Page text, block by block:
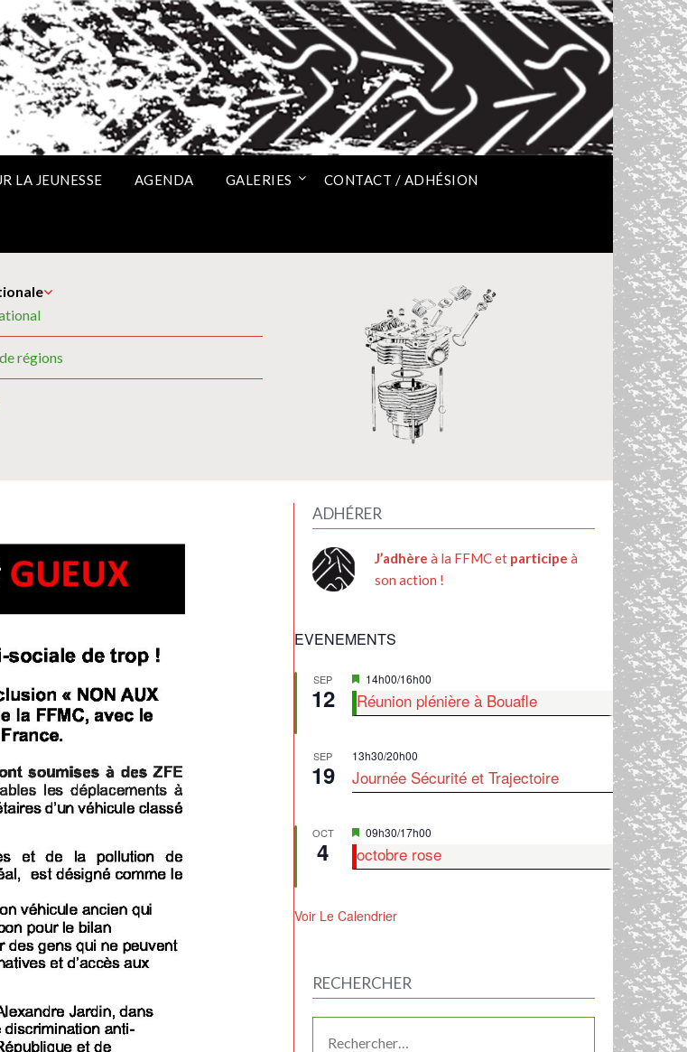
LA JEUNESSE AGENDA GALERIES CONTACT / ADHÉSION
régions
ADHÉRER
J’adhère à la FFMC et participe à
son action !
EVENEMENTS
SEP
12
Mis
en
avant
14h00/16h00
Réunion plénière à Bouafle
SEP
19
13h30/20h00
Journée Sécurité et Trajectoire
OCT
4
Mis
avant
09h30/17h00
octobre rose
Voir Le Calendrier
RECHERCHER